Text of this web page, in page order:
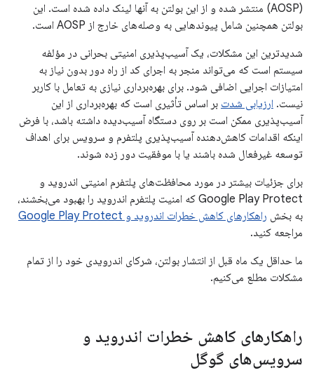
(AOSP) منتشر شده و از این بولتن به آنها لینک داده شده است. این
بولتن همچنین شامل پیوندهایی به وصله‌های خارج از AOSP است.
شدیدترین این مشکلات، یک آسیب‌پذیری امنیتی بحرانی در مؤلفه
سیستم است که می‌تواند منجر به اجرای کد از راه دور بدون نیاز به
امتیازات اجرایی اضافی شود. برای بهره‌برداری نیازی به تعامل با کاربر
نیست. ارزیابی شدت بر اساس تأثیری است که بهره‌برداری از این
آسیب‌پذیری ممکن است بر روی دستگاه آسیب‌دیده داشته باشد، با فرض
اینکه اقدامات کاهش‌دهنده آسیب‌پذیری پلتفرم و سرویس برای اهداف
توسعه غیرفعال شده باشند یا با موفقیت دور زده شوند.
برای جزئیات بیشتر در مورد محافظت‌های پلتفرم امنیتی اندروید و
Google Play Protect که امنیت پلتفرم اندروید را بهبود می‌بخشند،
به بخش راهکارهای کاهش خطرات اندروید و Google Play Protect
مراجعه کنید.
ما حداقل یک ماه قبل از انتشار بولتن، شرکای اندرویدی خود را از تمام
مشکلات مطلع می‌کنیم.
راهکارهای کاهش خطرات اندروید و
سرویس‌های گوگل